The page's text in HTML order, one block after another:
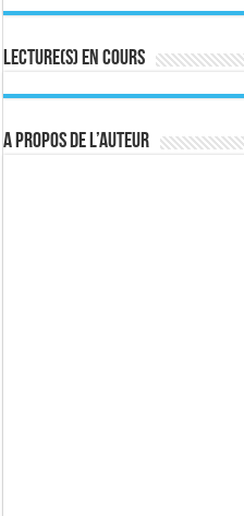
Lecture(s) en cours
A propos de l’auteur